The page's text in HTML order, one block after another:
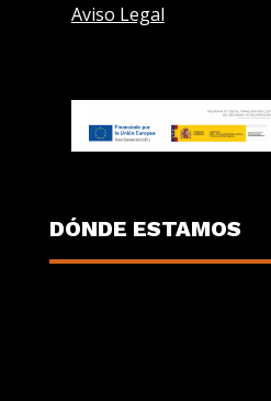
Aviso Legal
DÓNDE ESTAMOS